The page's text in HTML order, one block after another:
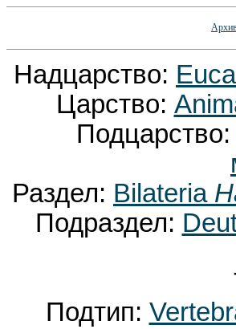
Надцарство:
Царство:
Подцарство:
Раздел: Bilateria
Подраздел:
Подтип: